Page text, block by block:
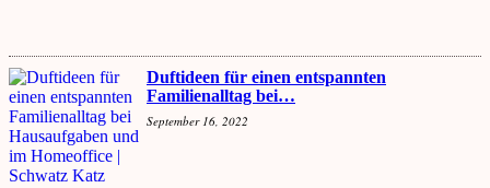
Duftideen für einen entspannten
Familienalltag bei…
September 16, 2022